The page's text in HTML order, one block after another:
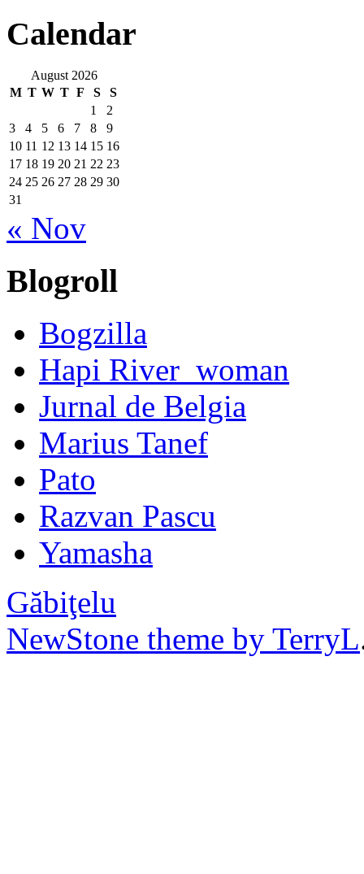
Calendar
August 2026
M T W T F S
S
1
2
3
4 5 6 7 8
9
10 11 12 13 14 15 16
17 18 19 20 21 22 23
24 25 26 27 28 29 30
31
« Nov
Blogroll
Bogzilla
Hapi River_woman
Jurnal de Belgia
Marius Tanef
Pato
Razvan Pascu
Yamasha
Găbiţelu
NewStone theme by TerryL